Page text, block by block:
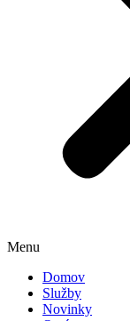
Menu
Domov
Služby
Novinky